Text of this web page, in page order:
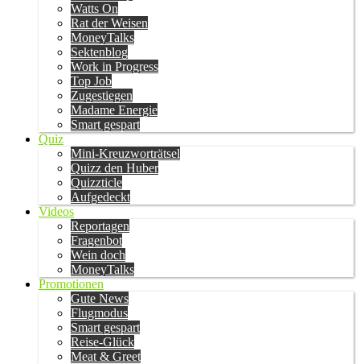
Watts On
Rat der Weisen
MoneyTalks
Sektenblog
Work in Progress
Top Job
Zugestiegen
Madame Energie
Smart gespart
Quiz
Mini-Kreuzworträtsel
Quizz den Huber
Quizzticle
Aufgedeckt
Videos
Reportagen
Fragenbot
Wein doch
MoneyTalks
Promotionen
Gute News
Flugmodus
Smart gespart
Reise-Glück
Meat & Greet